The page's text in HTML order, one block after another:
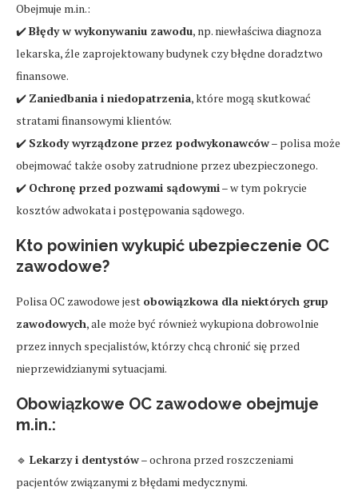
Obejmuje m.in.:
✔️Błędy w wykonywaniu zawodu, np. niewłaściwa diagnoza
lekarska, źle zaprojektowany budynek czy błędne doradztwo
finansowe.
✔️ Zaniedbania i niedopatrzenia, które mogą skutkować
stratami finansowymi klientów.
✔️ Szkody wyrządzone przez podwykonawców– polisa może
obejmować także osoby zatrudnione przez ubezpieczonego.
✔️ Ochronę przed pozwami sądowymi– w tym pokrycie
kosztów adwokata i postępowania sądowego.
Kto powinien wykupić ubezpieczenie OC
zawodowe?
Polisa OC zawodowe jest obowiązkowa dla niektórych grup
zawodowych, ale może być również wykupiona dobrowolnie
przez innych specjalistów, którzy chcą chronić się przed
nieprzewidzianymi sytuacjami.
Obowiązkowe OC zawodowe obejmuje
m.in.:
🔹 Lekarzy i dentystów– ochrona przed roszczeniami
pacjentów związanymi z błędami medycznymi.